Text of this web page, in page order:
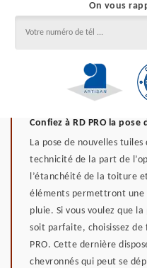
On vous
Confiez à RD PRO la
La pose de nouvelles
technicité de la part de
l’étanchéité de la toiture
éléments permettront une
pluie. Si vous voulez que
soit parfaite, choisissez de
PRO. Cette dernière
chevronnés qui peut se